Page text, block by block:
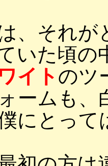
、それが
いた頃の
イト のツ
ームも、
にとって